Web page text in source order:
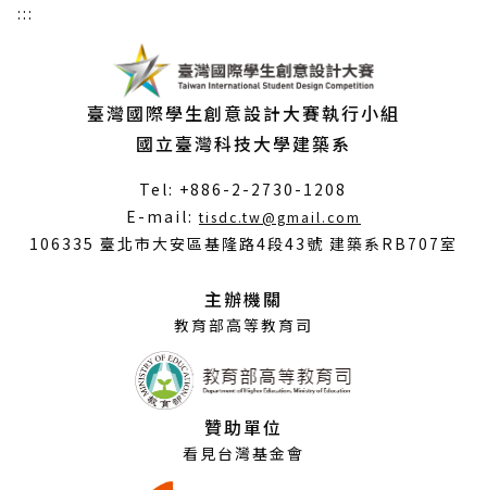
:::
臺灣國際學生創意設計大賽執行小組
國立臺灣科技大學建築系
Tel: +886-2-2730-1208
E-mail:tisdc.tw@gmail.com
開
106335 臺北市大安區基隆路4段43號 建築系RB707室
主辦機關
教育部高等教育司
贊助單位
看見台灣基金會